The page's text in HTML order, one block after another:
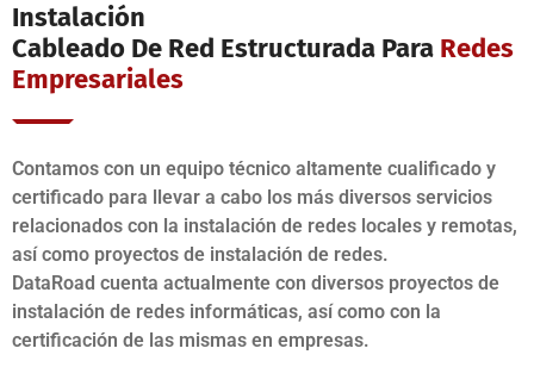
Instalación
Cableado De Red Estructurada Para Redes
Empresariales
Contamos con un equipo técnico altamente cualificado y
certificado para llevar a cabo los más diversos servicios
relacionados con la instalación de redes locales y remotas,
así como proyectos de instalación de redes.
DataRoad cuenta actualmente con diversos proyectos de
instalación de redes informáticas, así como con la
certificación de las mismas en empresas.